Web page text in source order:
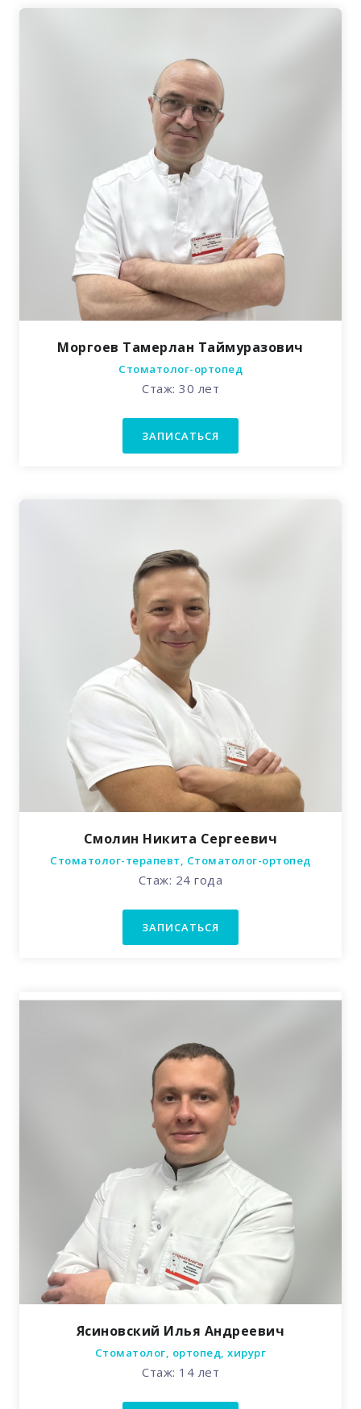
Моргоев Тамерлан Таймуразович
Стоматолог-ортопед
Стаж: 30 лет
ЗАПИСАТЬСЯ
Смолин Никита Сергеевич
Стоматолог-терапевт, Стоматолог-ортопед
Стаж: 24 года
ЗАПИСАТЬСЯ
Ясиновский Илья Андреевич
Стоматолог, ортопед, хирург
Стаж: 14 лет